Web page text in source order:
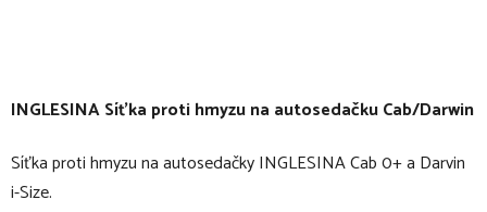
INGLESINA Síťka proti hmyzu na autosedačku Cab/Darwin
Síťka proti hmyzu na autosedačky INGLESINA Cab 0+ a Darvin
i-Size.